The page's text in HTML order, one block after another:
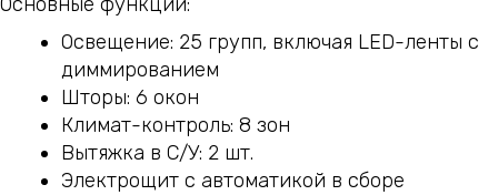
Освещение: 25 групп, включая LED-ленты с
диммированием
Шторы: 6 окон
Климат-контроль: 8 зон
Вытяжка в С/У: 2 шт.
Электрощит с автоматикой в сборе